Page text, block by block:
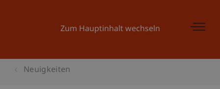
Zum Hauptinhalt wechseln
Neuigkeiten